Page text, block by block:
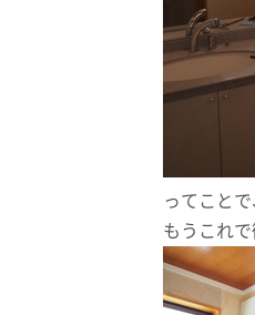
ってこと
もうこれ